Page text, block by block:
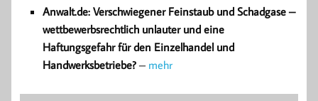
Anwalt.de: Verschwiegener Feinstaub und Schadgase –
wettbewerbsrechtlich unlauter und eine
Haftungsgefahr für den Einzelhandel und
Handwerksbetriebe? – mehr